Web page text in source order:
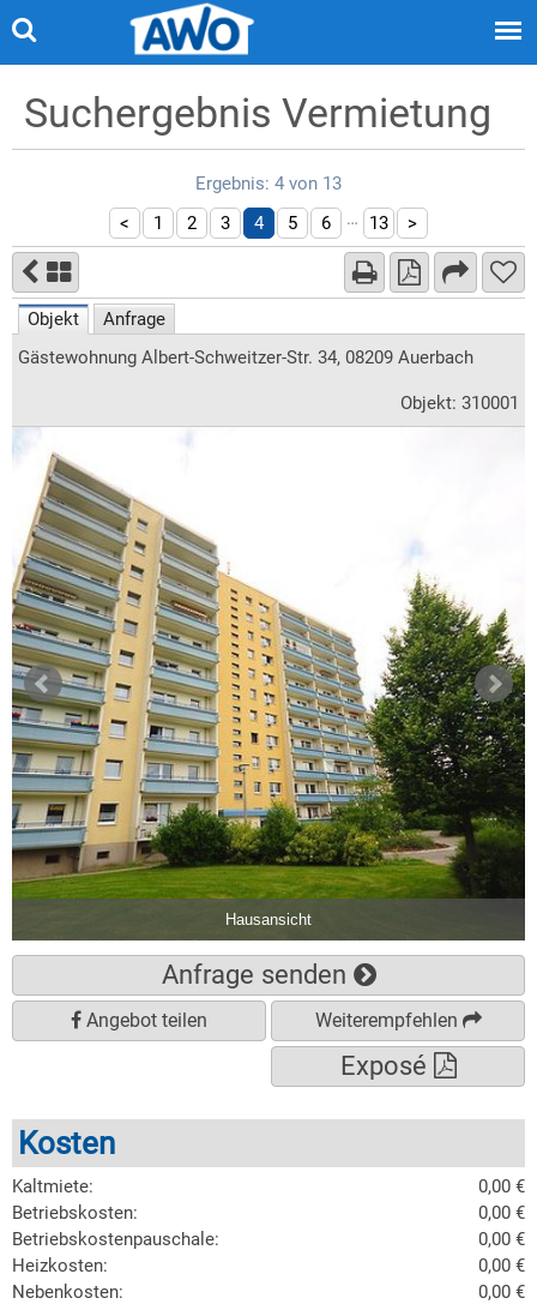
Suchergebnis Vermietung
Ergebnis: 4 von 13
<
1 2 3 4 5 6 … 13 >
Objekt
Anfrage
Gästewohnung Albert-Schweitzer-Str. 34, 08209 Auerbach
Objekt: 310001
Hausansicht
Kosten
Kaltmiete:
0,00 €
Betriebskosten:
0,00 €
Betriebskostenpauschale:
0,00 €
Heizkosten:
0,00 €
Nebenkosten:
0,00 €